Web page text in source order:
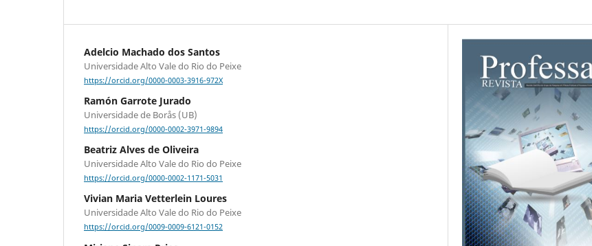
Adelcio Machado dos Santos
Universidade Alto Vale do Rio do Peixe
https://orcid.org/0000-0003-3916-972X
Ramón Garrote Jurado
Universidade de Borås (UB)
https://orcid.org/0000-0002-3971-9894
Beatriz Alves de Oliveira
Universidade Alto Vale do Rio do Peixe
https://orcid.org/0000-0002-1171-5031
Vivian Maria Vetterlein Loures
Universidade Alto Vale do Rio do Peixe
https://orcid.org/0009-0009-6121-0152